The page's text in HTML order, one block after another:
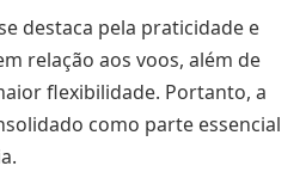
destaca pela praticidade e
relação aos voos, além de
flexibilidade. Portanto, a
como parte essencial